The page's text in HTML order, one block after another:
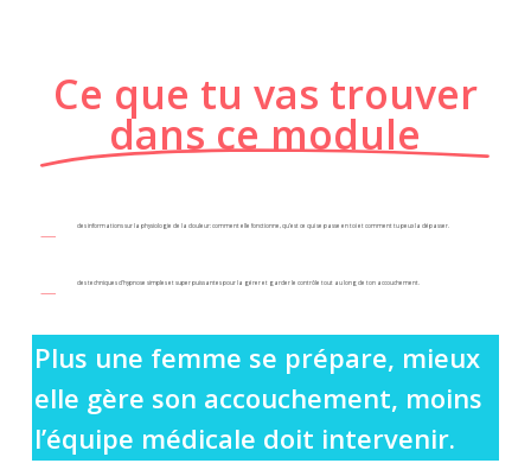
Ce que tu vas trouver
dans ce module
des informations sur la physiologie de la douleur: comment elle fonctionne, qu’est ce qui se passe en toi et comment tu peux la dépasser.
des techniques d’hypnose simples et super puissantes pour la gérer et garder le contrôle tout au long de ton accouchement.
Plus une femme se prépare, mieux
elle gère son accouchement, moins
l’équipe médicale doit intervenir.